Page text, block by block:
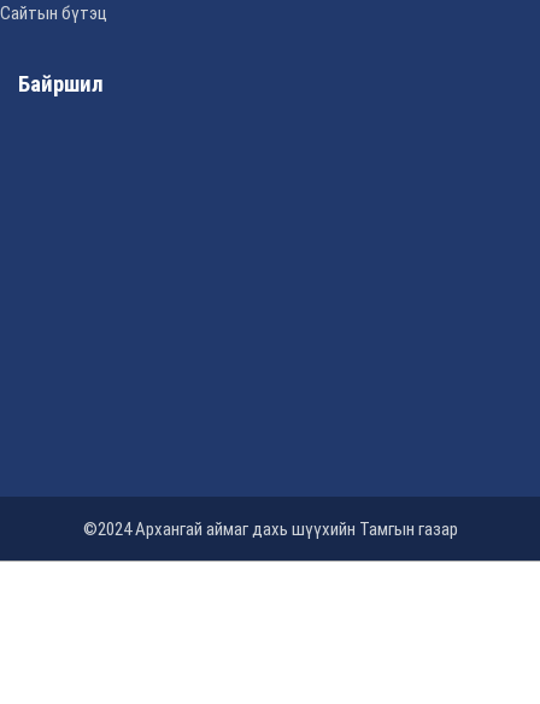
Сайтын бүтэц
Байршил
©2024 Архангай аймаг дахь шүүхийн Тамгын газар